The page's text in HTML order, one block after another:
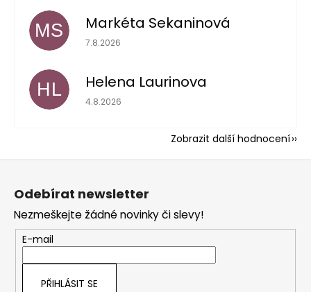
MS Markéta Sekaninová
Hodnocení obchodu je 5 z 5 hvězdiček.
7.8.2026
HL Helena Laurinova
Hodnocení obchodu je 5 z 5 hvězdiček.
4.8.2026
Zobrazit další hodnocení
Odebírat newsletter
Nezmeškejte žádné novinky či slevy!
E-mail
PŘIHLÁSIT SE